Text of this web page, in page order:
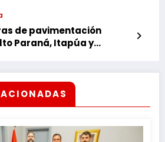
de pavimentación
Paraná, Itapúa y